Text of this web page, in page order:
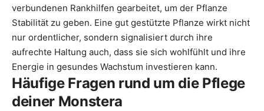
verbundenen Rankhilfen gearbeitet, um der Pflanze
Stabilität zu geben. Eine gut gestützte Pflanze wirkt nicht
nur ordentlicher, sondern signalisiert durch ihre
aufrechte Haltung auch, dass sie sich wohlfühlt und ihre
Energie in gesundes Wachstum investieren kann.
Häufige Fragen rund um die Pflege
deiner Monstera